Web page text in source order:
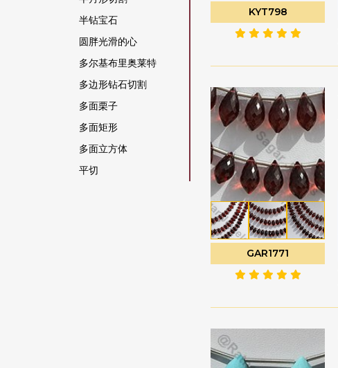
沙弗莱石宝石
海军蓝玉髓
海蓝宝石
海蓝玉髓
灰色月光石
烟晶
猫眼方柱石
玉髓宝石
半钻宝石
圆胖光滑的心
多尔基布里奥莱特
多边形钻石切割
多面栗子
多面矩形
多面立方体
平切
KYT798
GAR1771